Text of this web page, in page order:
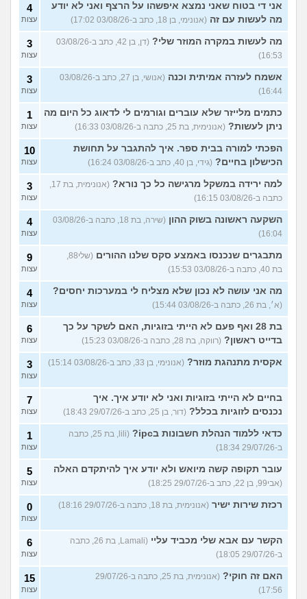
אני די בטוח שאני נמצא איפשהו על הרצף ואני לא יודע
מה לעשות עם זה (אנונימי, בן 18, כתב ב-03/08/26 17:02)
4
עצות
מה לעשות במקרה המוזר שלי?
(דן, בן 42, כתב ב-03/08/26
16:53)
3
עצות
אשמח לעזרה אמיתית וכנה
(אנושי, בן 27, כתב ב-03/08/26
16:44)
3
עצות
כתמים מלייזר שלא עוברים וגורמים לי לדאוג כל היום מה
ניתן לעשות? (אנונימית, בת 25, כתבה ב-03/08/26 16:33)
1
עצות
הפכתי למורה בבית ספר. איך להתגבר על תחושת
הכישלון בחיים? (גידי, בן 40, כתב ב-03/08/26 16:24)
10
עצות
למה ירידה במשקל מרגישה כל כך נורא?
(אנונימית, בת 17,
כתבה ב-03/08/26 16:15)
3
עצות
השקעה ראשונה בשוק ההון
(שירה, בת 18, כתבה ב-03/08/26
16:04)
4
עצות
מתבגרים שנכנסו באמצע סקס שלנו ההורים
(שלי88,
בת 40, כתבה ב-03/08/26 15:53)
9
עצות
מה אני עושה לא נכון שלא מצליח לי במערכות יחסים?
(א׳, בת 26, כתבה ב-03/08/26 15:44)
4
עצות
בת 28 ואף פעם לא הייתי בזוגיות, האם לשקר על כך
בדייט ראשון? (רווקה, בת 28, כתבה ב-03/08/26 15:23)
6
עצות
אקסית מתנהגת מוזר? (אנונימי, בן 33, כתב ב-03/08/26 15:14) 3
עצות
בחיים לא הייתי בזוגיות ואני לא יודע איך. איך
נכנסים לזוגיות בכלל? (דור, בן 25, כתב ב-29/07/26 18:43)
7
עצות
כדאי ללמוד הנהלת חשבונות בipc?
(lili, בת 25, כתבה
ב-29/07/26 18:34)
1
עצות
עובר תקופה קשה מיואש ולא יודע איך להיתקדם האלה
(אבי99, בן 22, כתב ב-29/07/26 18:25)
5
עצות
רכזת שירות ישיר (אנונימית, בת 18, כתבה ב-29/07/26 18:16) 0
עצות
הקשר עם אבא שלי מכביד עליי
(Lamali, בת 26, כתבה
ב-29/07/26 18:05)
6
עצות
האם זה חוקי?
(אנונימית, בת 25, כתבה ב-29/07/26
17:56)
15
עצות